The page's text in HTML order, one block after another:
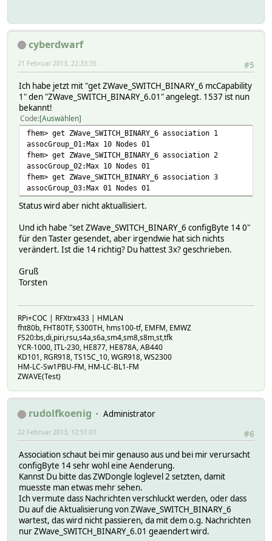
cyberdwarf
#5
21 Februar 2013, 22:33:35
Ich habe jetzt mit "get ZWave_SWITCH_BINARY_6 mcCapability
1" den "ZWave_SWITCH_BINARY_6.01" angelegt. 1537 ist nun
bekannt!
Code Auswählen
fhem> get ZWave_SWITCH_BINARY_6 association 1
assocGroup_01:Max 10 Nodes 01
fhem> get ZWave_SWITCH_BINARY_6 association 2
assocGroup_02:Max 10 Nodes 01
fhem> get ZWave_SWITCH_BINARY_6 association 3
assocGroup_03:Max 01 Nodes 01
Status wird aber nicht aktuallisiert.
Und ich habe "set ZWave_SWITCH_BINARY_6 configByte 14 0"
für den Taster gesendet, aber irgendwie hat sich nichts
verändert. Ist die 14 richtig? Du hattest 3x? geschrieben.
Gruß
Torsten
RPi+COC | RFXtrx433 | HMLAN
fht80b, FHT80TF, S300TH, hms100-tf, EMFM, EMWZ
FS20:bs,di,piri,rsu,s4a,s6a,sm4,sm8,s8m,st,tfk
YCR-1000, ITL-230, HE877, HE878A, AB440
KD101, RGR918, TS15C_10, WGR918, WS2300
HM-LC-Sw1PBU-FM, HM-LC-BL1-FM
ZWAVE(Test)
rudolfkoenig
Administrator
#6
22 Februar 2013, 12:51:01
Association schaut bei mir genauso aus und bei mir verursacht
configByte 14 sehr wohl eine Aenderung.
Kannst Du bitte das ZWDongle loglevel 2 setzten, damit
muesste man etwas mehr sehen.
Ich vermute dass Nachrichten verschluckt werden, oder dass
Du auf die Aktualisierung von ZWave_SWITCH_BINARY_6
wartest, das wird nicht passieren, da mit dem o.g. Nachrichten
nur ZWave_SWITCH_BINARY_6.01 geaendert wird.